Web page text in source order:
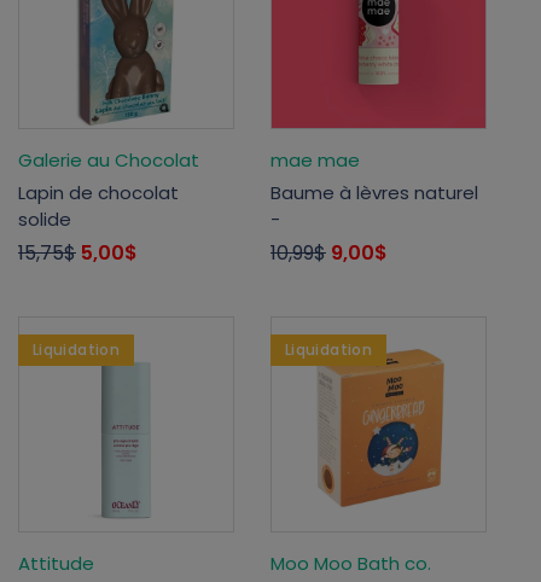
Galerie au Chocolat
Lapin de chocolat
solide
15,75$ 5,00$
mae mae
Baume à lèvres naturel
-
10,99$ 9,00$
Liquidation
Attitude
Liquidation
Moo Moo Bath co.